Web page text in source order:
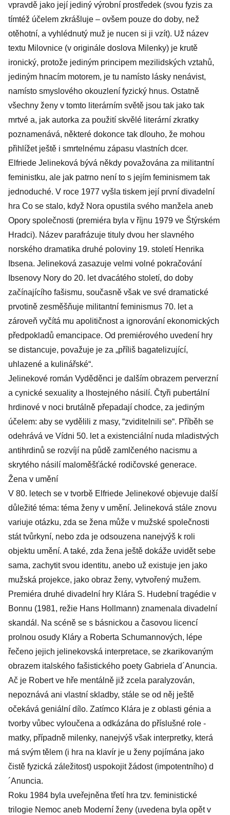
vpravdě jako její jediný výrobní prostředek (svou fyzis za
tímtéž účelem zkrášluje – ovšem pouze do doby, než
otěhotní, a vyhlédnutý muž je nucen si ji vzít). Už název
textu Milovnice (v originále doslova Milenky) je krutě
ironický, protože jediným principem mezilidských vztahů,
jediným hnacím motorem, je tu namísto lásky nenávist,
namísto smyslového okouzlení fyzický hnus. Ostatně
všechny ženy v tomto literárním světě jsou tak jako tak
mrtvé a, jak autorka za použití skvělé literární zkratky
poznamenává, některé dokonce tak dlouho, že mohou
přihlížet ještě i smrtelnému zápasu vlastních dcer.
Elfriede Jelineková bývá někdy považována za militantní
feministku, ale jak patrno není to s jejím feminismem tak
jednoduché. V roce 1977 vyšla tiskem její první divadelní
hra Co se stalo, když Nora opustila svého manžela aneb
Opory společnosti (premiéra byla v říjnu 1979 ve Štýrském
Hradci). Název parafrázuje tituly dvou her slavného
norského dramatika druhé poloviny 19. století Henrika
Ibsena. Jelineková zasazuje velmi volné pokračování
Ibsenovy Nory do 20. let dvacátého století, do doby
začínajícího fašismu, současně však ve své dramatické
prvotině zesměšňuje militantní feminismus 70. let a
zároveň vyčítá mu apolitičnost a ignorování ekonomických
předpokladů emancipace. Od premiérového uvedení hry
se distancuje, považuje je za „příliš bagatelizující,
uhlazené a kulinářské“.
Jelinekové román Vyděděnci je dalším obrazem perverzní
a cynické sexuality a lhostejného násilí. Čtyři pubertální
hrdinové v noci brutálně přepadají chodce, za jediným
účelem: aby se vydělili z masy, “zviditelnili se“. Příběh se
odehrává ve Vídni 50. let a existenciální nuda mladistvých
antihrdinů se rozvíjí na půdě zamlčeného nacismu a
skrytého násilí maloměšťácké rodičovské generace.
Žena v umění
V 80. letech se v tvorbě Elfriede Jelinekové objevuje další
důležité téma: téma ženy v umění. Jelineková stále znovu
variuje otázku, zda se žena může v mužské společnosti
stát tvůrkyní, nebo zda je odsouzena nanejvýš k roli
objektu umění. A také, zda žena ještě dokáže uvidět sebe
sama, zachytit svou identitu, anebo už existuje jen jako
mužská projekce, jako obraz ženy, vytvořený mužem.
Premiéra druhé divadelní hry Klára S. Hudební tragédie v
Bonnu (1981, režie Hans Hollmann) znamenala divadelní
skandál. Na scéně se s básnickou a časovou licencí
prolnou osudy Kláry a Roberta Schumannových, lépe
řečeno jejich jelinekovská interpretace, se zkarikovaným
obrazem italského fašistického poety Gabriela d´Anuncia.
Ač je Robert ve hře mentálně již zcela paralyzován,
nepoznává ani vlastní skladby, stále se od něj ještě
očekává geniální dílo. Zatímco Klára je z oblasti génia a
tvorby vůbec vyloučena a odkázána do příslušné role -
matky, případně milenky, nanejvýš však interpretky, která
má svým tělem (i hra na klavír je u ženy pojímána jako
čistě fyzická záležitost) uspokojit žádost (impotentního) d
´Anuncia.
Roku 1984 byla uveřejněna třetí hra tzv. feministické
trilogie Nemoc aneb Moderní ženy (uvedena byla opět v